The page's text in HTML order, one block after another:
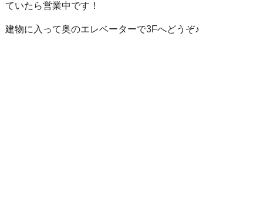
ていたら営業中です！
建物に入って奥のエレベーターで3Fへどうぞ♪